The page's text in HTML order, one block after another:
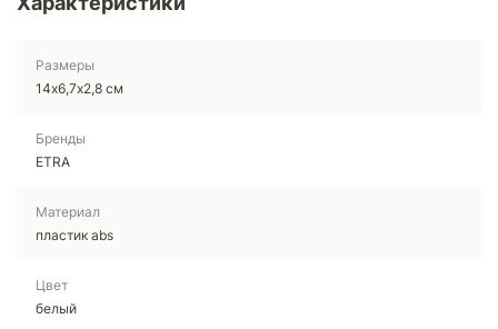
Размеры
14х6,7х2,8 см
Бренды
ETRA
Материал
пластик abs
Цвет
белый